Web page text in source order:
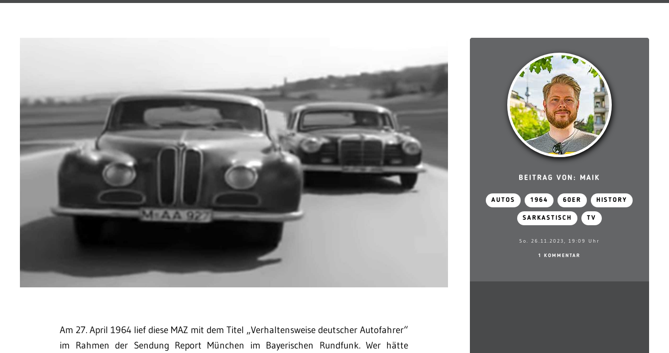
Am 27. April 1964 lief diese MAZ mit dem Titel „Verhaltensweise deutscher Autofahrer“
im Rahmen der Sendung Report München im Bayerischen Rundfunk. Wer hätte
BEITRAG VON: MAIK
AUTOS 1964 60ER HISTORY
SARKASTISCH TV
So. 26.11.2023, 19:09 Uhr
1 KOMMENTAR